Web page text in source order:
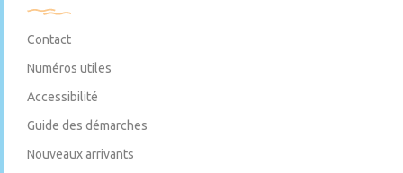
Contact
Numéros utiles
Accessibilité
Guide des démarches
Nouveaux arrivants